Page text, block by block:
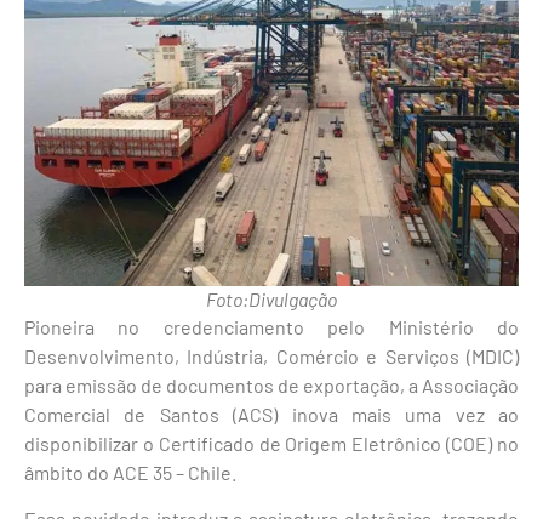
Foto:Divulgação
Pioneira no credenciamento pelo Ministério do
Desenvolvimento, Indústria, Comércio e Serviços (MDIC)
para emissão de documentos de exportação, a Associação
Comercial de Santos (ACS) inova mais uma vez ao
disponibilizar o Certificado de Origem Eletrônico (COE) no
âmbito do ACE 35 – Chile.